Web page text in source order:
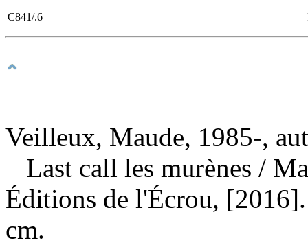
C841/.6
Veilleux, Maude, 1985-,
Last call les murènes /
Éditions de l'Écrou,
cm.